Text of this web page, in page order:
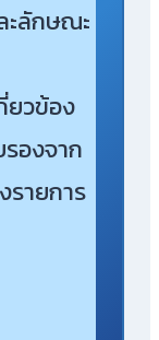
ะลักษณะ
ยวข้อง
องจาก
รายการ